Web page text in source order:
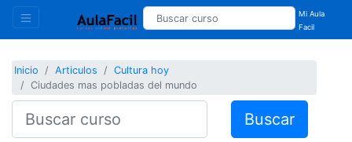
Mi Aula
Facil
Inicio Articulos
Cultura hoy
Ciudades mas pobladas del mundo
Buscar